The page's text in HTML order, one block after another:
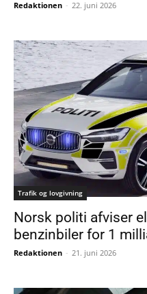
Redaktionen - 22. juni 2026
Trafik og lovgivning
Norsk politi afviser
benzinbiler for 1
Redaktionen - 21. juni 2026